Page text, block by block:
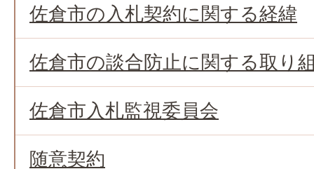
佐倉市の入札契約に関する経緯
佐倉市の談合防止に関する取り
佐倉市入札監視委員会
随意契約